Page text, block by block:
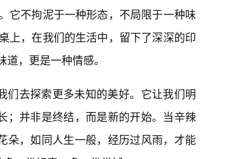
它不拘泥于一种形态，不局限于一种味
上，在我们的生活中，留下了深深的印
，更是一种情感。
们去探索更多未知的美好。它让我们明
；并非是终结，而是新的开始。当辛辣
朵，如同人生一般，经历过风雨，才能